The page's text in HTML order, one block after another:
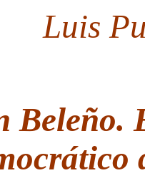
Luis
Beleño.